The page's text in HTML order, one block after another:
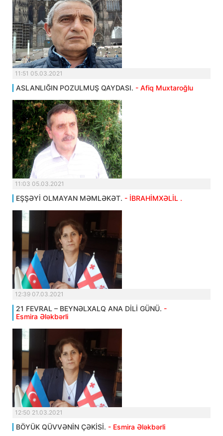
11:51 05.03.2021
ASLANLIĞIN POZULMUŞ QAYDASI. - Afiq Muxtaroğlu
11:03 05.03.2021
EŞŞƏYİ OLMAYAN MƏMLƏKƏT. - İBRAHİMXƏLİL .
12:39 07.03.2021
21 FEVRAL – BEYNƏLXALQ ANA DİLİ GÜNÜ. -
Esmira Ələkbərli
12:50 21.03.2021
BÖYÜK QÜVVƏNİN ÇƏKİSİ. - Esmira Ələkbərli